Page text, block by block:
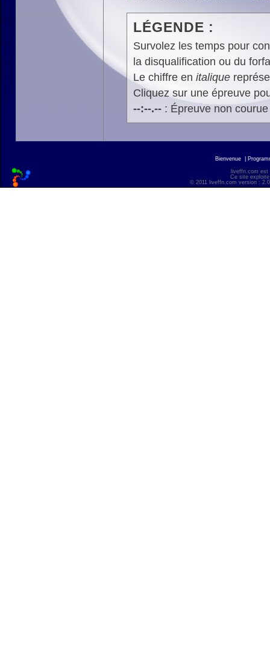
LÉGENDE :
Survolez les temps pour
la disqualification ou du
Le chiffre en italique
Cliquez sur une épreuve
--:--.--: Épreuve non
Bienvenue
liveffn.com est
Ce site
© 2011 liveffn.com version :